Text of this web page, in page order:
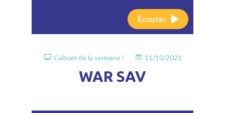
Écouter
L'album de la semaine ! 11/10/2021
WAR SAV